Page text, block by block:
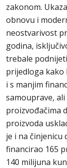
zakonom.
obnovu i
neostvarivost
godina,
trebale
prijedloga kako
i s manjim
samouprave,
proizvođačima
proizvoda
je i na činjenicu
financirao 165
140 milijuna